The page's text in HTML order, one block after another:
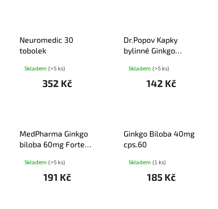
Neuromedic 30
tobolek
Skladem (>5 ks)
352 Kč
Dr.Popov Kapky
bylinné Ginkgo
Skladem (>5 ks)
142 Kč
MedPharma Ginkgo
biloba 60mg Forte
Skladem (>5 ks)
191 Kč
Ginkgo Biloba 40mg
cps.60
Skladem (1 ks)
185 Kč